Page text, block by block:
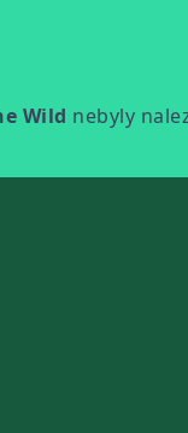
Wild nebyly